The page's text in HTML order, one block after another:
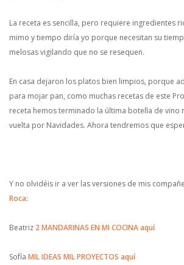
La receta es sencilla, pero requiere ingredientes
mimo y tiempo diría yo porque necesitan su
melosas vigilando que no se resequen.
En casa dejaron los platos bien limpios, porque
para mojar pan, como muchas recetas de este
receta hemos terminado la última botella de vino
vuelta por Navidades. Ahora tendremos que
Y no olvidéis ir a ver las versiones de mis
Roca:
Beatriz 2 MANDARINAS EN MI COCINAaquí
Sofía MIL IDEAS MIL PROYECTOS aquí